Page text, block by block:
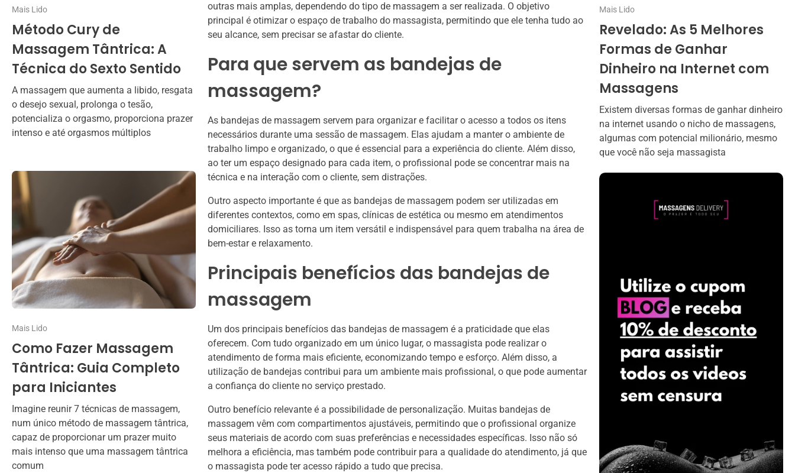
Mais Lido
Método Cury de
Massagem Tântrica: A
Técnica do Sexto Sentido
A massagem que aumenta a libido, resgata
o desejo sexual, prolonga o tesão,
potencializa o orgasmo, proporciona prazer
intenso e até orgasmos múltiplos
Mais Lido
Como Fazer Massagem
Tântrica: Guia Completo
para Iniciantes
Imagine reunir 7 técnicas de massagem,
num único método de massagem tântrica,
capaz de proporcionar um prazer muito
mais intenso que uma massagem tântrica
comum
outras mais amplas, dependendo do tipo de massagem a ser realizada. O objetivo
principal é otimizar o espaço de trabalho do massagista, permitindo que ele tenha tudo ao
seu alcance, sem precisar se afastar do cliente.
Para que servem as bandejas de
massagem?
As bandejas de massagem servem para organizar e facilitar o acesso a todos os itens
necessários durante uma sessão de massagem. Elas ajudam a manter o ambiente de
trabalho limpo e organizado, o que é essencial para a experiência do cliente. Além disso,
ao ter um espaço designado para cada item, o profissional pode se concentrar mais na
técnica e na interação com o cliente, sem distrações.
Outro aspecto importante é que as bandejas de massagem podem ser utilizadas em
diferentes contextos, como em spas, clínicas de estética ou mesmo em atendimentos
domiciliares. Isso as torna um item versátil e indispensável para quem trabalha na área de
bem-estar e relaxamento.
Principais benefícios das bandejas de
massagem
Um dos principais benefícios das bandejas de massagem é a praticidade que elas
oferecem. Com tudo organizado em um único lugar, o massagista pode realizar o
atendimento de forma mais eficiente, economizando tempo e esforço. Além disso, a
utilização de bandejas contribui para um ambiente mais profissional, o que pode aumentar
a confiança do cliente no serviço prestado.
Outro benefício relevante é a possibilidade de personalização. Muitas bandejas de
massagem vêm com compartimentos ajustáveis, permitindo que o profissional organize
seus materiais de acordo com suas preferências e necessidades específicas. Isso não só
melhora a eficiência, mas também pode contribuir para a qualidade do atendimento, já que
o massagista pode ter acesso rápido a tudo que precisa.
Mais Lido
Revelado: As 5 Melhores
Formas de Ganhar
Dinheiro na Internet com
Massagens
Existem diversas formas de ganhar dinheiro
na internet usando o nicho de massagens,
algumas com potencial milionário, mesmo
que você não seja massagista